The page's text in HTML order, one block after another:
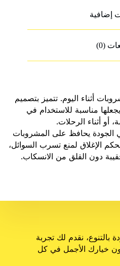
إضافية
(0)
أثناء اليوم. تتميز بتصميم
مناسبة للاستخدام في
أو أثناء الرحلات.
الجودة يحافظ على المشروبات
الإغلاق لمنع تسرب السوائل،
دون القلق من الانسكاب.
نقدم لك تجربة
خيارك الأجمل في كل